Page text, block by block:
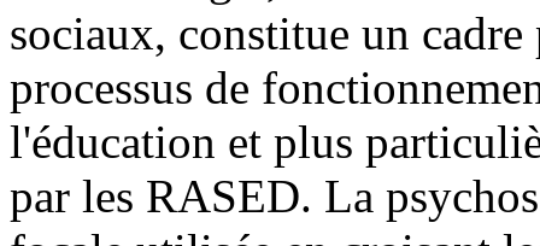
sociaux, constitue un
processus de
l'éducation et plus
par les RASED. La